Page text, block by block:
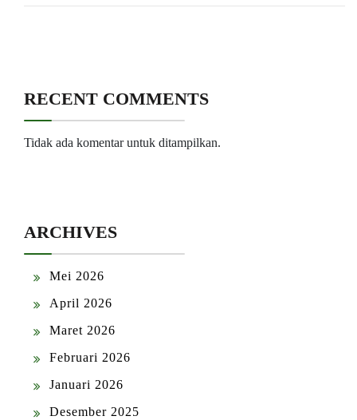
RECENT COMMENTS
Tidak ada komentar untuk ditampilkan.
ARCHIVES
Mei 2026
April 2026
Maret 2026
Februari 2026
Januari 2026
Desember 2025